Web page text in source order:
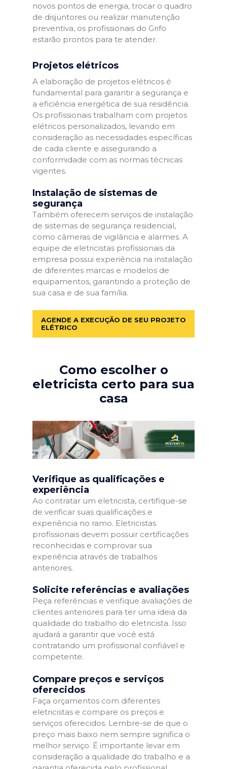
novos pontos de energia, trocar o quadro
de disjuntores ou realizar manutenção
preventiva, os profissionais do Grifo
estarão prontos para te atender.
Projetos elétricos
A elaboração de projetos elétricos é
fundamental para garantir a segurança e
a eficiência energética de sua residência.
Os profissionais trabalham com projetos
elétricos personalizados, levando em
consideração as necessidades específicas
de cada cliente e assegurando a
conformidade com as normas técnicas
vigentes.
Instalação de sistemas de
segurança
Também oferecem serviços de instalação
de sistemas de segurança residencial,
como câmeras de vigilância e alarmes. A
equipe de eletricistas profissionais da
empresa possui experiência na instalação
de diferentes marcas e modelos de
equipamentos, garantindo a proteção de
sua casa e de sua família.
AGENDE A EXECUÇÃO DE SEU PROJETO
ELÉTRICO
Como escolher o
eletricista certo para sua
casa
Verifique as qualificações e
experiência
Ao contratar um eletricista, certifique-se
de verificar suas qualificações e
experiência no ramo. Eletricistas
profissionais devem possuir certificações
reconhecidas e comprovar sua
experiência através de trabalhos
anteriores.
Solicite referências e avaliações
Peça referências e verifique avaliações de
clientes anteriores para ter uma ideia da
qualidade do trabalho do eletricista. Isso
ajudará a garantir que você está
contratando um profissional confiável e
competente.
Compare preços e serviços
oferecidos
Faça orçamentos com diferentes
eletricistas e compare os preços e
serviços oferecidos. Lembre-se de que o
preço mais baixo nem sempre significa o
melhor serviço. É importante levar em
consideração a qualidade do trabalho e a